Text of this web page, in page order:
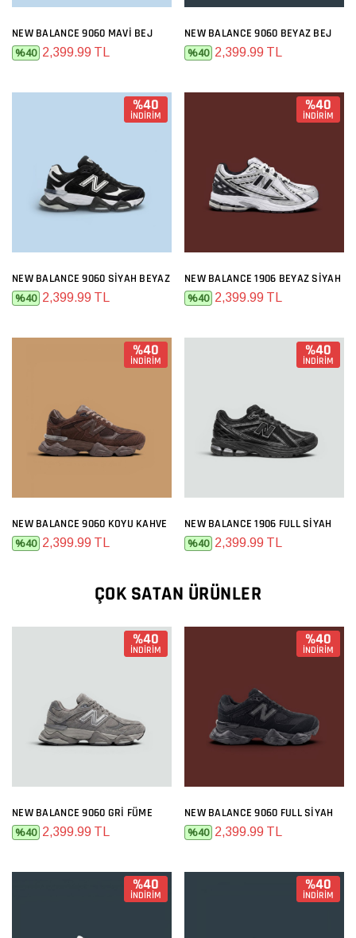
NEW BALANCE 9060 MAVI BEJ
%40 2,399.99 TL
NEW BALANCE 9060 BEYAZ BEJ
%40 2,399.99 TL
%40
İNDİRİM
NEW BALANCE 9060 SIYAH BEYAZ
%40 2,399.99 TL
%40
İNDİRİM
NEW BALANCE 1906 BEYAZ SIYAH
%40 2,399.99 TL
%40
İNDİRİM
NEW BALANCE 9060 KOYU KAHVE
%40 2,399.99 TL
%40
İNDİRİM
NEW BALANCE 1906 FULL SIYAH
%40 2,399.99 TL
ÇOK SATAN ÜRÜNLER
%40
İNDİRİM
NEW BALANCE 9060 GRI FÜME
%40 2,399.99 TL
%40
İNDİRİM
NEW BALANCE 9060 FULL SIYAH
%40 2,399.99 TL
%40
İNDİRİM
%40
İNDİRİM